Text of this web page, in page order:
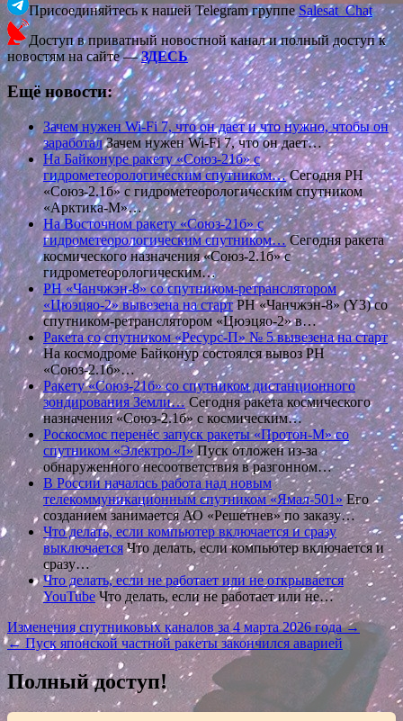
Присоединяйтесь к нашей Telegram группеSalesat_Chat
Доступ в приватный новостной канал и полный доступ к
новостям на сайте —ЗДЕСЬ
Ещё новости:
Зачем нужен Wi-Fi 7, что он дает и что нужно, чтобы он
заработалЗачем нужен Wi-Fi 7, что он дает…
На Байконуре ракету «Союз-21б» с
гидрометеорологическим спутником…Сегодня РН
«Союз-2.1б» с гидрометеорологическим спутником
«Арктика-М»…
На Восточном ракету «Союз-21б» с
гидрометеорологическим спутником…Сегодня ракета
космического назначения «Союз-2.1б» с
гидрометеорологическим…
РН «Чанчжэн-8» со спутником-ретранслятором
«Цюэцяо-2» вывезена на стартРН «Чанчжэн-8» (Y3) со
спутником-ретранслятором «Цюэцяо-2» в…
Ракета со спутником «Ресурс-П» № 5 вывезена на старт
На космодроме Байконур состоялся вывоз РН
«Союз-2.1б»…
Ракету «Союз-21б» со спутником дистанционного
зондирования Земли… Сегодня ракета космического
назначения «Союз-2.1б» с космическим…
Роскосмос перенёс запуск ракеты «Протон-М» со
спутником «Электро-Л»Пуск отложен из-за
обнаруженного несоответствия в разгонном…
В России началась работа над новым
телекоммуникационным спутником «Ямал-501»Его
созданием занимается АО «Решетнев» по заказу…
Что делать, если компьютер включается и сразу
выключаетсяЧто делать, если компьютер включается и
сразу…
Что делать, если не работает или не открывается
YouTubeЧто делать, если не работает или не…
Навигация
по
записям
Изменения спутниковых каналов за 4 марта 2026 года →
← Пуск японской частной ракеты закончился аварией
Полный доступ!